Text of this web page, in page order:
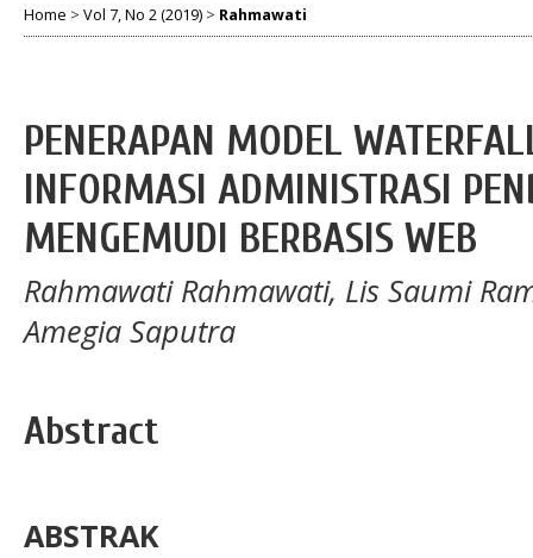
Home > Vol 7, No 2 (2019) > Rahmawati
PENERAPAN MODEL
INFORMASI ADMINISTRASI
MENGEMUDI BERBASIS WEB
Rahmawati Rahmawati, Lis Saumi
Amegia Saputra
Abstract
ABSTRAK